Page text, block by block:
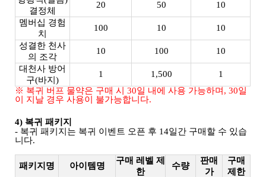
결정체
20 50
10
멤버십 경험
치
100 10
10
성결한 천사
의 조각
10 100
10
대천사 방어
구(바지)
1 1,500
1
※ 복귀 버프 물약은 구매 시 30일 내에 사용 가능하며, 30일
이 지날 경우 사용이 불가능합니다.
4) 복귀 패키지
- 복귀 패키지는 복귀 이벤트 오픈 후 14일간 구매할 수 있습
니다.
패키지명 아이템명
구매 레벨 제
한
수량
판매
가
구매
제한